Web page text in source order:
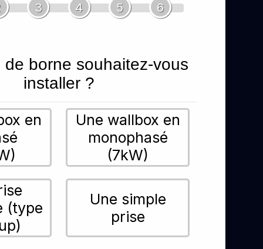
3 4 5 6
de borne souhaitez-vous
installer ?
en
Une wallbox en
monophasé
(7kW)
(type
Une simple
prise